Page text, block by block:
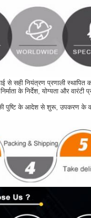
सही नियंत्रण प्रणाली स्थापित
के निर्देश, योग्यता और
पुष्टि के आदेश से शुरू, उपकरण के